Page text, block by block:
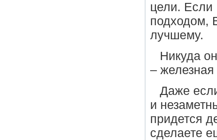
цели. Если
подходом,
лучшему.
Никуда
– железная
Даже
и
придется
сделаете